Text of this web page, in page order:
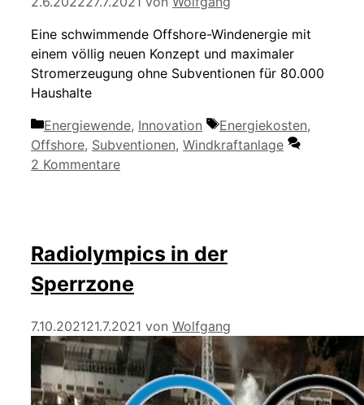
Eine schwimmende Offshore-Windenergie mit
einem völlig neuen Konzept und maximaler
Stromerzeugung ohne Subventionen für 80.000
Haushalte
Kategorien
Energiewende, Innovation Schlagwörter
Energiekosten,
Offshore, Subventionen, Windkraftanlage
2 Kommentare
Radiolympics in der
Sperrzone
7.10.202121.7.2021 von Wolfgang